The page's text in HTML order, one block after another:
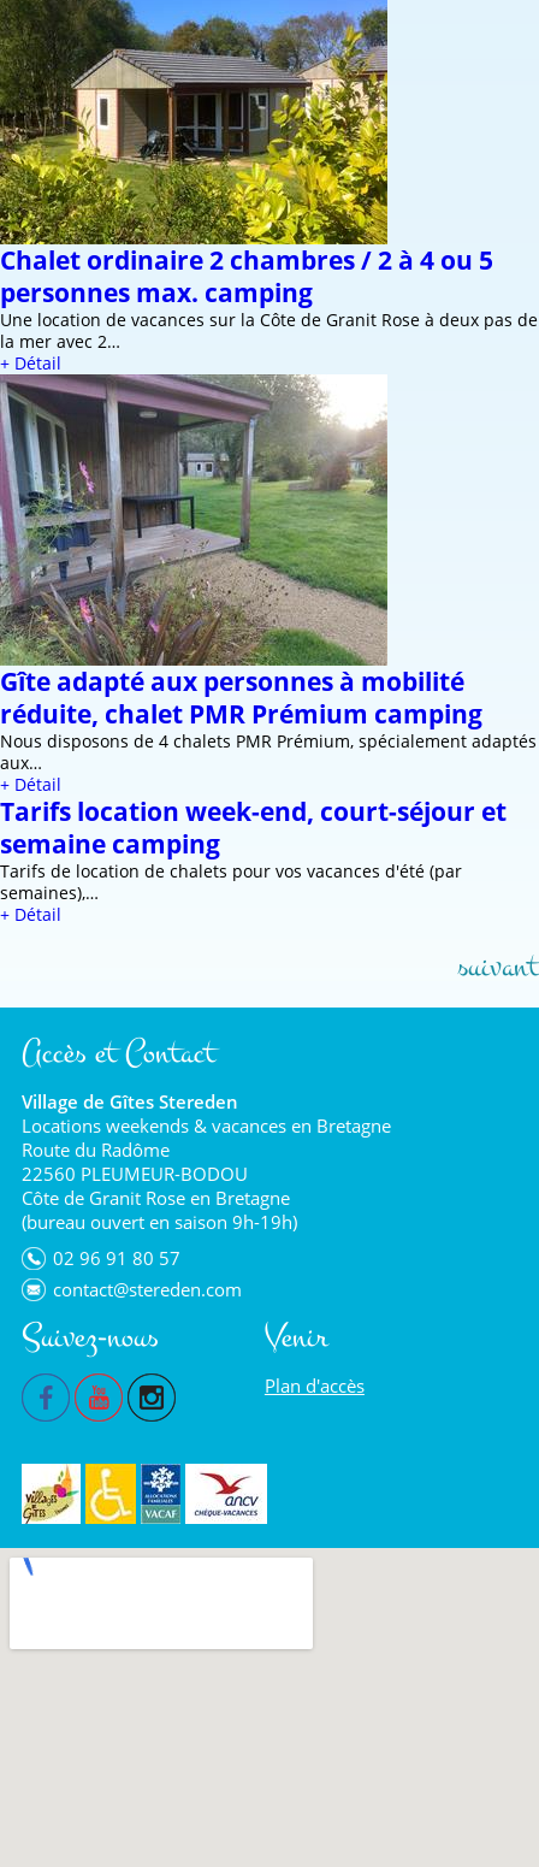
Chalet ordinaire 2 chambres / 2 à 4 ou 5
personnes max. camping
Une location de vacances sur la Côte de Granit Rose à deux pas de
la mer avec 2…
+ Détail
Gîte adapté aux personnes à mobilité
réduite, chalet PMR Prémium camping
Nous disposons de 4 chalets PMR Prémium, spécialement adaptés
aux…
+ Détail
Tarifs location week-end, court-séjour et
semaine camping
Tarifs de location de chalets pour vos vacances d'été (par
semaines),…
+ Détail
suivant
Accès et Contact
Village de Gîtes Stereden
Locations weekends & vacances en Bretagne
Route du Radôme
22560 PLEUMEUR-BODOU
Côte de Granit Rose en Bretagne
(bureau ouvert en saison 9h-19h)
02 96 91 80 57
contact@stereden.com
Suivez-nous Venir
Plan d'accès